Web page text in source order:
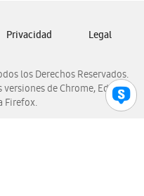
los Derechos Reservados.
de Chrome, Edge,
Firefox.
Privacidad Legal